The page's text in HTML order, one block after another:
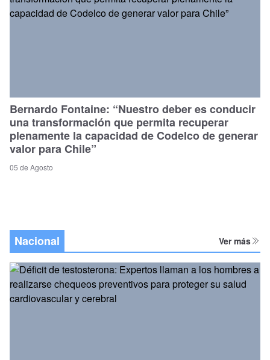
Bernardo Fontaine: “Nuestro deber es conducir
una transformación que permita recuperar
plenamente la capacidad de Codelco de generar
valor para Chile”
05 de Agosto
Nacional Ver más